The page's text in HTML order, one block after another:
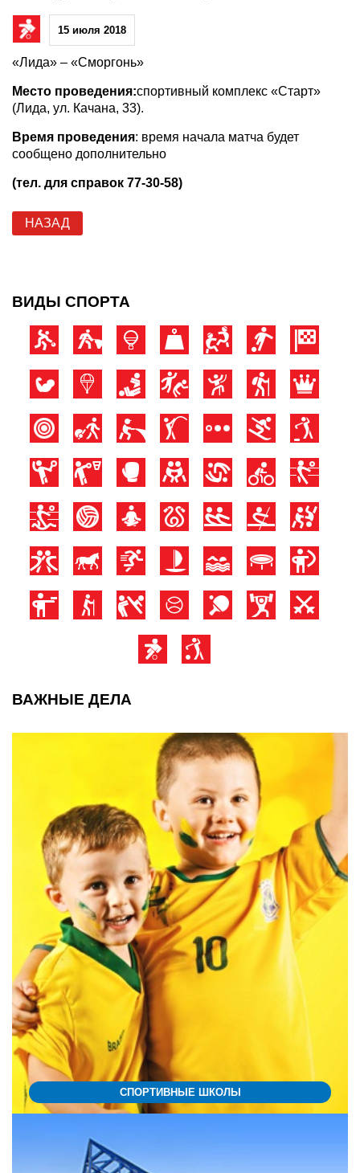
15 июля 2018
«Лида» – «Сморгонь»
Место проведения:спортивный комплекс «Старт»
(Лида, ул. Качана, 33).
Время проведения: время начала матча будет
сообщено дополнительно
(тел. для справок 77-30-58)
НАЗАД
ВИДЫ СПОРТА
ВАЖНЫЕ ДЕЛА
СПОРТИВНЫЕ ШКОЛЫ